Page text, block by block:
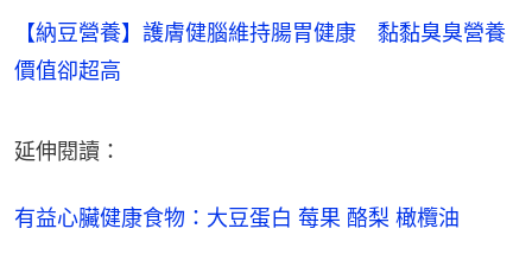
【納豆營養】護膚健腦維持腸胃健康 黏黏臭臭營養
價值卻超高
延伸閱讀：
有益心臟健康食物：大豆蛋白 莓果 酪梨 橄欖油